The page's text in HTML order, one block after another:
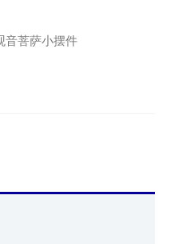
音菩萨小摆件